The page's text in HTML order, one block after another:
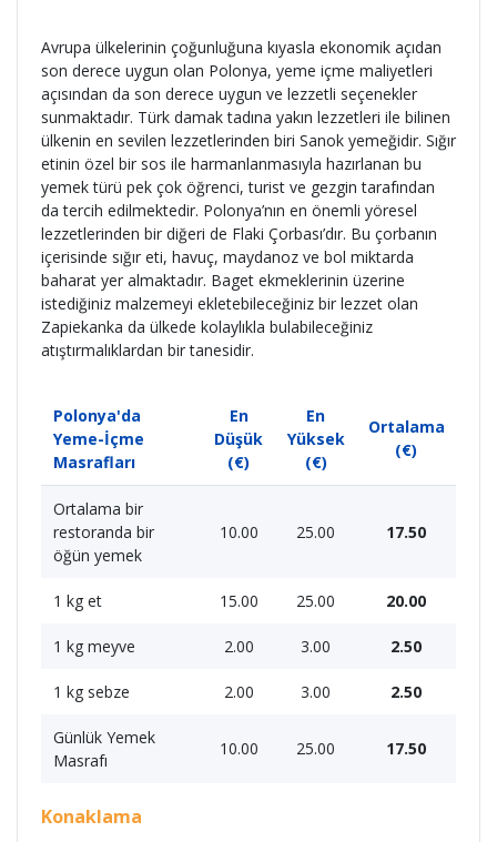
Avrupa ülkelerinin çoğunluğuna kıyasla ekonomik açıdan
son derece uygun olan Polonya, yeme içme maliyetleri
açısından da son derece uygun ve lezzetli seçenekler
sunmaktadır. Türk damak tadına yakın lezzetleri ile bilinen
ülkenin en sevilen lezzetlerinden biri Sanok yemeğidir. Sığır
etinin özel bir sos ile harmanlanmasıyla hazırlanan bu
yemek türü pek çok öğrenci, turist ve gezgin tarafından
da tercih edilmektedir. Polonya’nın en önemli yöresel
lezzetlerinden bir diğeri de Flaki Çorbası’dır. Bu çorbanın
içerisinde sığır eti, havuç, maydanoz ve bol miktarda
baharat yer almaktadır. Baget ekmeklerinin üzerine
istediğiniz malzemeyi ekletebileceğiniz bir lezzet olan
Zapiekanka da ülkede kolaylıkla bulabileceğiniz
atıştırmalıklardan bir tanesidir.
Polonya'da
Yeme-İçme
Masrafları
En
Düşük
(€)
En
Yüksek
(€)
Ortalama
(€)
Ortalama bir
restoranda bir
öğün yemek
10.00 25.00 17.50
1 kg et 15.00 25.00 20.00
1 kg meyve 2.00 3.00 2.50
1 kg sebze 2.00 3.00 2.50
Günlük Yemek
Masrafı
10.00 25.00 17.50
Konaklama